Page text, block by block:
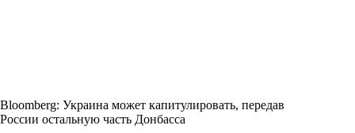
Bloomberg: Украина может капитулировать, передав
России остальную часть Донбасса